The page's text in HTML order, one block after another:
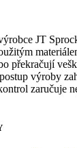
JT
překračují
výroby
zaručuje